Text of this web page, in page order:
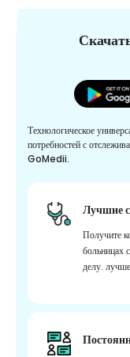
Технологическое
потребностей с
GoMedii.
Лучшие
Получите
больницах
делу.